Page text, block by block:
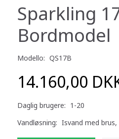
Sparkling
Bordmodel
Modello: QS17B
14.160,00
Daglig brugere: 1-20
Vandløsning: Isvand med brus,